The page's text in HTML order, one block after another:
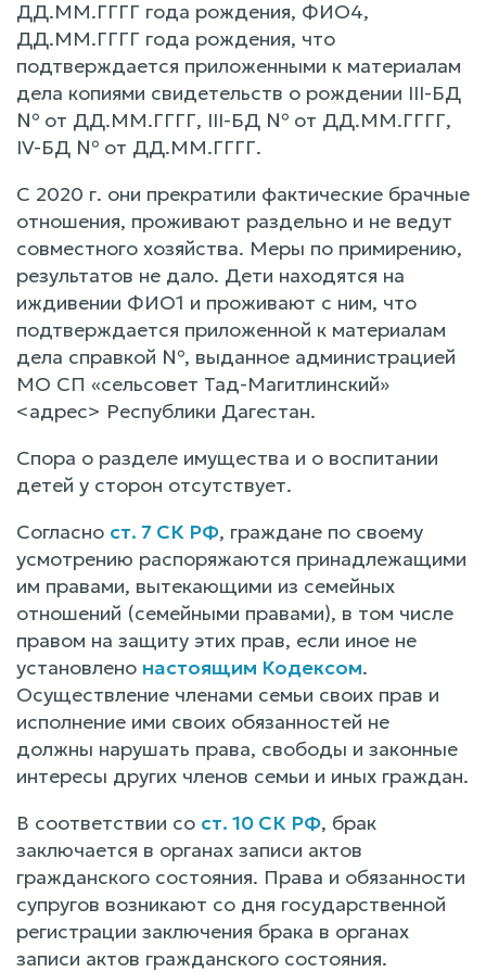
ДД.ММ.ГГГГ года рождения, ФИО4,
ДД.ММ.ГГГГ года рождения, что
подтверждается приложенными к материалам
дела копиями свидетельств о рождении III-БД
№ от ДД.ММ.ГГГГ, III-БД № от ДД.ММ.ГГГГ,
IV-БД № от ДД.ММ.ГГГГ.
С 2020 г. они прекратили фактические брачные
отношения, проживают раздельно и не ведут
совместного хозяйства. Меры по примирению,
результатов не дало. Дети находятся на
иждивении ФИО1 и проживают с ним, что
подтверждается приложенной к материалам
дела справкой №, выданное администрацией
МО СП «сельсовет Тад-Магитлинский»
<адрес> Республики Дагестан.
Спора о разделе имущества и о воспитании
детей у сторон отсутствует.
Согласно ст. 7 СК РФ, граждане по своему
усмотрению распоряжаются принадлежащими
им правами, вытекающими из семейных
отношений (семейными правами), в том числе
правом на защиту этих прав, если иное не
установлено настоящим Кодексом.
Осуществление членами семьи своих прав и
исполнение ими своих обязанностей не
должны нарушать права, свободы и законные
интересы других членов семьи и иных граждан.
В соответствии со ст. 10 СК РФ, брак
заключается в органах записи актов
гражданского состояния. Права и обязанности
супругов возникают со дня государственной
регистрации заключения брака в органах
записи актов гражданского состояния.